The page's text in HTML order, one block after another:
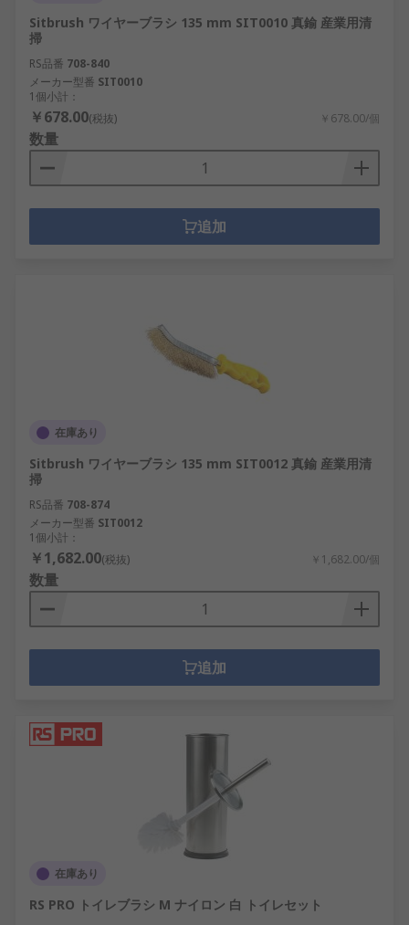
Sitbrush ワイヤーブラシ 135 mm SIT0010 真鍮 産業用清
掃
RS品番 708-840
メーカー型番 SIT0010
1個小計：
￥678.00(税抜) ￥678.00/個
数量
追加
在庫あり
Sitbrush ワイヤーブラシ 135 mm SIT0012 真鍮 産業用清
掃
RS品番 708-874
メーカー型番 SIT0012
1個小計：
￥1,682.00(税抜) ￥1,682.00/個
数量
追加
在庫あり
RS PRO トイレブラシ M ナイロン 白 トイレセット